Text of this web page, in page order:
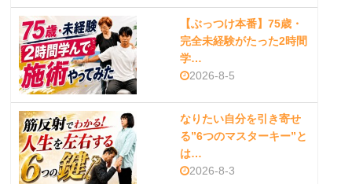
【ぶっつけ本番】75歳・
完全未経験がたった2時間
学…
2026-8-5
なりたい自分を引き寄せ
る”6つのマスターキー”と
は…
2026-8-3